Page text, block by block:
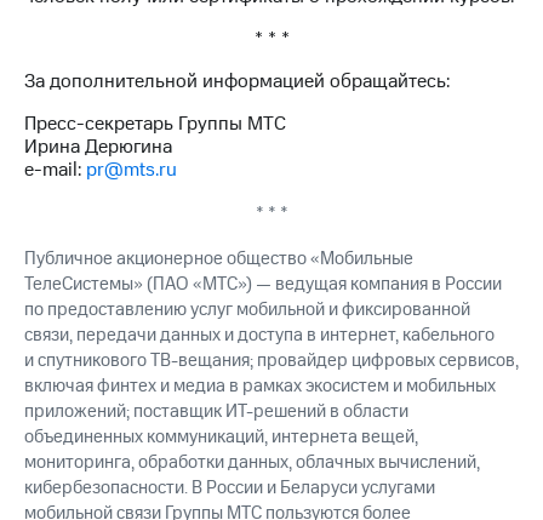
* * *
За дополнительной информацией обращайтесь:
Пресс-секретарь Группы МТС
Ирина Дерюгина
e-mail: pr@mts.ru
* * *
Публичное акционерное общество «Мобильные
ТелеСистемы» (ПАО «МТС») — ведущая компания в России
по предоставлению услуг мобильной и фиксированной
связи, передачи данных и доступа в интернет, кабельного
и спутникового ТВ-вещания; провайдер цифровых сервисов,
включая финтех и медиа в рамках экосистем и мобильных
приложений; поставщик ИТ-решений в области
объединенных коммуникаций, интернета вещей,
мониторинга, обработки данных, облачных вычислений,
кибербезопасности. В России и Беларуси услугами
мобильной связи Группы МТС пользуются более